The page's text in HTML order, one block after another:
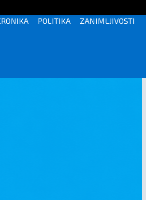
POLITIKA ZANIMLJIVOSTI